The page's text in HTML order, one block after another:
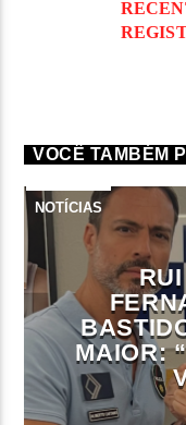
VOCÊ TAMBÉM
NOTÍCIAS
MAIOR: